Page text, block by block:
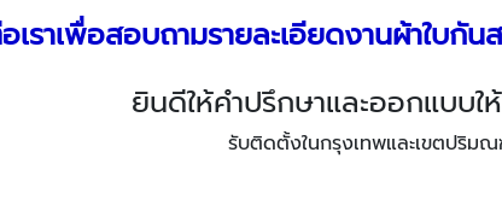
เราเพื่อสอบถามรายละเอียดงานผ้าใบกั
ยินดีให้คำปรึกษาและออกแบบ
รับติดตั้งในกรุงเทพและเขตปริม